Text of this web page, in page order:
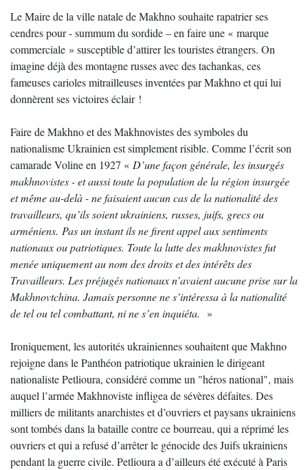
Le Maire de la ville natale de Makhno souhaite rapatrier ses
cendres pour - summum du sordide – en faire une « marque
commerciale » susceptible d’attirer les touristes étrangers. On
imagine déjà des montagne russes avec des tachankas, ces
fameuses carioles mitrailleuses inventées par Makhno et qui lui
donnèrent ses victoires éclair !
Faire de Makhno et des Makhnovistes des symboles du
nationalisme Ukrainien est simplement risible. Comme l’écrit son
camarade Voline en 1927 « D’une façon générale, les insurgés
makhnovistes - et aussi toute la population de la région insurgée
et même au-delà - ne faisaient aucun cas de la nationalité des
travailleurs, qu’ils soient ukrainiens, russes, juifs, grecs ou
arméniens. Pas un instant ils ne firent appel aux sentiments
nationaux ou patriotiques. Toute la lutte des makhnovistes fut
menée uniquement au nom des droits et des intérêts des
Travailleurs. Les préjugés nationaux n’avaient aucune prise sur la
Makhnovtchina. Jamais personne ne s’intéressa à la nationalité
de tel ou tel combattant, ni ne s’en inquiéta. »
Ironiquement, les autorités ukrainiennes souhaitent que Makhno
rejoigne dans le Panthéon patriotique ukrainien le dirigeant
nationaliste Petlioura, considéré comme un "héros national", mais
auquel l’armée Makhnoviste infligea de sévères défaites. Des
milliers de militants anarchistes et d’ouvriers et paysans ukrainiens
sont tombés dans la bataille contre ce bourreau, qui a réprimé les
ouvriers et qui a refusé d’arrêter le génocide des Juifs ukrainiens
pendant la guerre civile. Petlioura a d’ailleurs été exécuté à Paris